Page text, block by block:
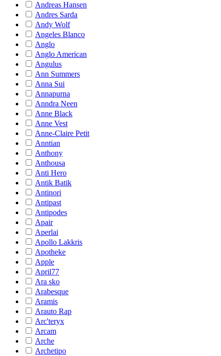
Andreas Hansen
Andres Sarda
Andy Wolf
Angeles Blanco
Anglo
Anglo American
Angulus
Ann Summers
Anna Sui
Annapurna
Anndra Neen
Anne Black
Anne Vest
Anne-Claire Petit
Anntian
Anthony
Anthousa
Anti Hero
Antik Batik
Antinori
Antipast
Antipodes
Apair
Aperlai
Apollo Lakkris
Apotheke
Apple
April77
Ara sko
Arabesque
Aramis
Arauto Rap
Arc'teryx
Arcam
Arche
Archetipo